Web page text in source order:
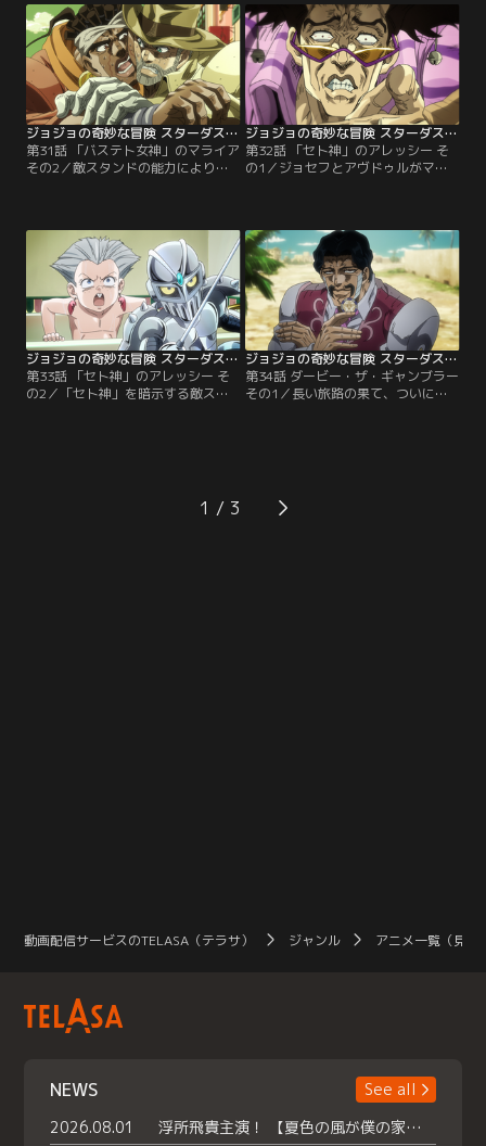
る。そのことで、チャカの持ってい
た「刀」こそがスタンドであると気
がついたポルナレフは反撃を試み
る。だが、ポルナレフの闘い方を憶
えたことで以前よりも強力になった
アヌビス神のパワーに…。
いた。不思議に思いながらも何気な
くコンセントに触れた途端、感電し
てしまう。だが感電した以外は特に
異常が見られないためそのまま承太
郎たちと合流を果たすジョセフ…。
ジョジョの奇妙な冒険 スターダストクルセイダース エジプト編 第31話
第31話 「バステト女神」のマライア
その2／敵スタンドの能力により、
てしまい磁力を帯びてしまう。磁力
の影響でくっつきあうジョセフたち
は、互いの体を引き離してから街を
駆け巡り、女を追いかける。やが
て、余裕を見せるスタンド使いの女
を…。
ジョジョの奇妙な冒険 スターダストクルセイダース エジプト編 第32話
第32話 「セト神」のアレッシー そ
の1／ジョセフとアヴドゥルがマラ
る。すると、ポルナレフが殺気を出
しながら自分たちを尾行する男を発
見。男の正体を探ろうした直後、男
の影が伸びてポルナレフの影に迫っ
てくる。とっさに身をかわしたポル
ナレフだったが…。
ジョジョの奇妙な冒険 スターダストクルセイダース エジプト編 第33話
第33話 「セト神」のアレッシー そ
の2／「セト神」を暗示する敵スタ
ッシーの魔の手は迫る。浴室でアレ
ッシーに襲われたポルナレフは丸裸
ジョジョの奇妙な冒険 スターダストクルセイダース エジプト編 第34話
第34話 ダービー・ザ・ギャンブラー
その1／長い旅路の果て、ついに目
る」と静かに声を上げる。詳細を聞
き出そうとするジョセフに対し、そ
1
動画配信サービスのTELASA（テラサ） ジャンル アニメ一覧（見放
NEWS
See all
2026.08.01
浮所飛貴主演！ 【夏色の風が僕の家にやってきた】 本日よりテラサで独占配信スタート！